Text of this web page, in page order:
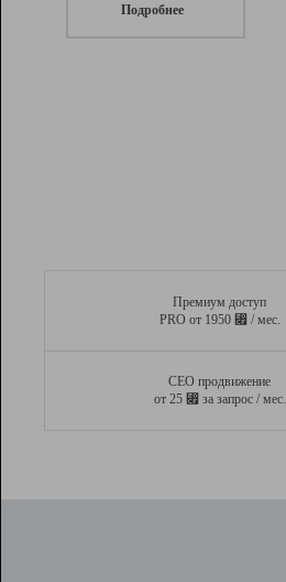
Подробнее
Премиум доступ
PRO от 1950 ⃏ / мес.
СЕО продвижение
от 25 ⃏ за запрос / мес.